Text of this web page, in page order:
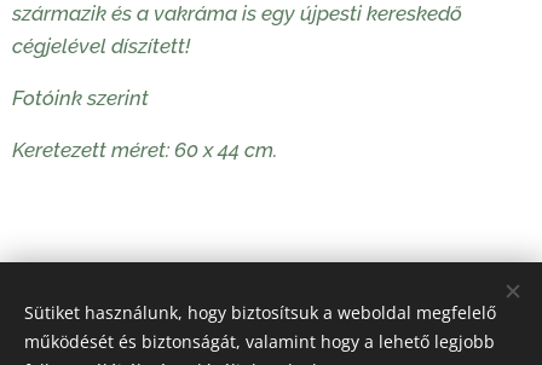
származik és a vakráma is egy újpesti kereskedő
cégjelével díszített!
Fotóink szerint
Keretezett méret: 60 x 44 cm.
Sütiket használunk, hogy biztosítsuk a weboldal megfelelő
működését és biztonságát, valamint hogy a lehető legjobb